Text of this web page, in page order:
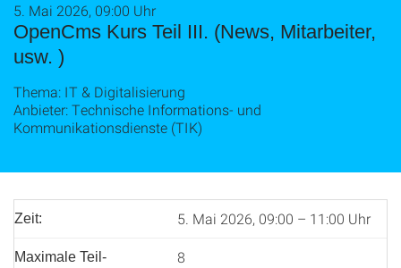
OpenCms Kurs Teil III. (News, Mitarbeiter,
usw. )
5. Mai 2026, 09:00 Uhr
Thema: IT & Digitalisierung
Anbieter: Technische Informations- und
Kommunikationsdienste (TIK)
Zeit: 5. Mai 2026, 09:00 – 11:00 Uhr
Maximale Teil­
8